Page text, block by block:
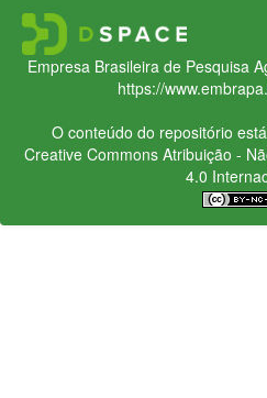
Empresa Brasileira de Pesquisa
https://
O conteúdo do repositório
Creative CommonsAtribuição -
4.0